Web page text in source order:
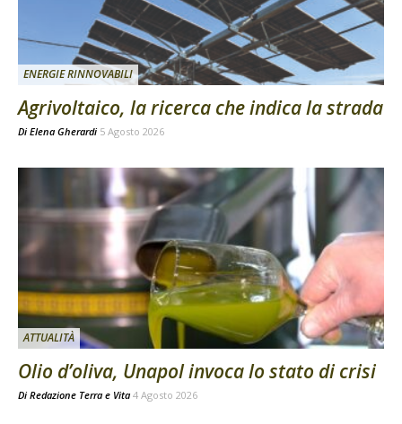
ENERGIE RINNOVABILI
Agrivoltaico, la ricerca che indica la strada
Di Elena Gherardi 5 Agosto 2026
ATTUALITÀ
Olio d’oliva, Unapol invoca lo stato di crisi
Di Redazione Terra e Vita 4 Agosto 2026